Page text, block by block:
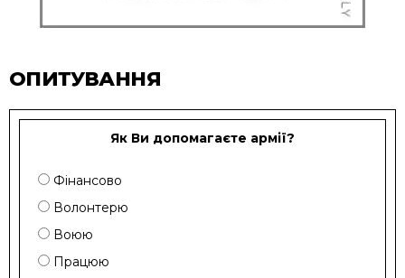
ОПИТУВАННЯ
Як Ви допомагаєте армії?
Фінансово
Волонтерю
Воюю
Працюю